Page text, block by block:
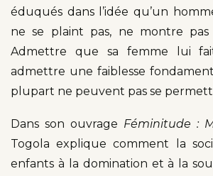
éduqués dans l’idée qu’un
ne se plaint pas, ne montre pas
Admettre que sa femme lui
admettre une faiblesse
plupart ne peuvent pas se
Dans son ouvrage Féminitude :
Togola explique comment la
enfants à la domination et à la